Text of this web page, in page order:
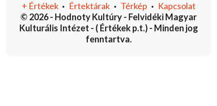
© 2026 - Hodnoty Kultúry - Felvidéki Magyar
Kulturális Intézet - ( Értékek p.t.) - Minden jog
fenntartva.
+ Értékek • Értektárak• Térkép • Kapcsolat